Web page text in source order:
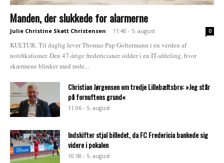
Manden, der slukkede for alarmerne
Julie Christine Skøtt Christensen - 11:40 - 5. august 0
KULTUR. Til daglig lever Thomas Pap Goltermann i en verden af
notifikationer. Den 47-årige fredericianer sidder i en IT-afdeling, hvor
skærmene blinker med røde...
Christian Jørgensen om tredje Lillebæltsbro: »Jeg står
på fornuftens grund«
11:06 - 5. august
Indskifter stjal billedet, da FC Fredericia bankede sig
videre i pokalen
10:58 - 5. august